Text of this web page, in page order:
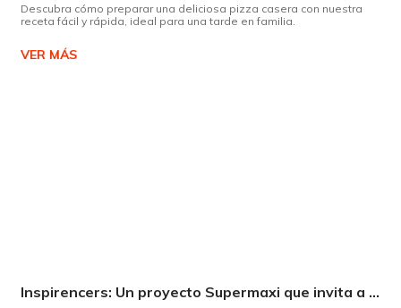
Descubra cómo preparar una deliciosa pizza casera con nuestra
receta fácil y rápida, ideal para una tarde en familia.
VER MÁS
Inspirencers: Un proyecto Supermaxi que invita a ser parte del cambio.